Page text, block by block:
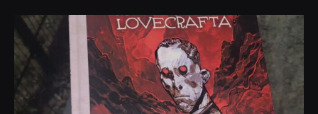
dobryhorror
Wrz 19